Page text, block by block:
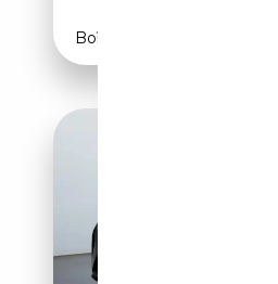
Boîte automatique